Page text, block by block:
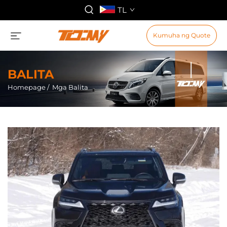
TL
Kumuha ng Quote
BALITA
Homepage/ Mga Balita